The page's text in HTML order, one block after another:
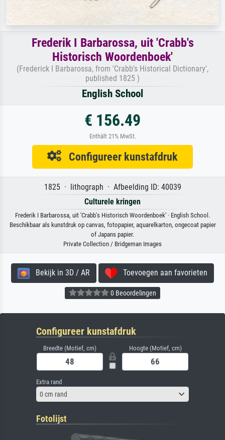
Frederik I Barbarossa, uit 'Crabb's
Historisch Woordenboek'
(Frederick I Barbarossa, from 'Crabb's Historical Dictionary',
published 1825 )
English School
€ 156.49
Enthält 21% MwSt.
Configureer kunstafdruk
1825 · lithograph · Afbeelding ID: 40039
Culturele kringen
Frederik I Barbarossa, uit 'Crabb's Historisch Woordenboek' · English School.
Beschikbaar als kunstdruk op canvas, fotopapier, aquarelkarton, ongecoat papier
of Japans papier.
Private Collection / Bridgeman Images
Bekijk in 3D / AR Toevoegen aan favorieten
0 Beoordelingen
Configureer kunstafdruk
Breedte (Motief, cm) Hoogte (Motief, cm)
Extra rand
0 cm rand
Fotolijst